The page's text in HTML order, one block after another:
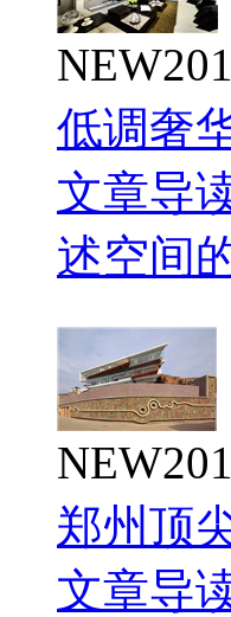
NEW
低调奢
文章导
述空间
NEW
郑州顶
文章导